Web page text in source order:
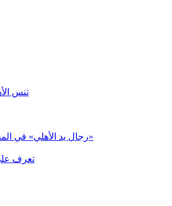
تنس
«رجال يد الأهلي» في المجموعة الثانية ببطولة العالم للأندية «سوبر جلوب 2026»
تعرف